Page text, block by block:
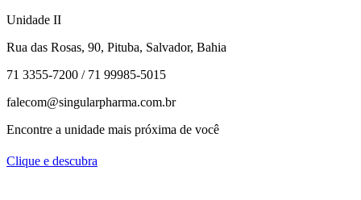
Unidade II
Rua das Rosas, 90, Pituba, Salvador, Bahia
71 3355-7200 / 71 99985-5015
falecom@singularpharma.com.br
Encontre a unidade mais próxima de você
Clique e descubra